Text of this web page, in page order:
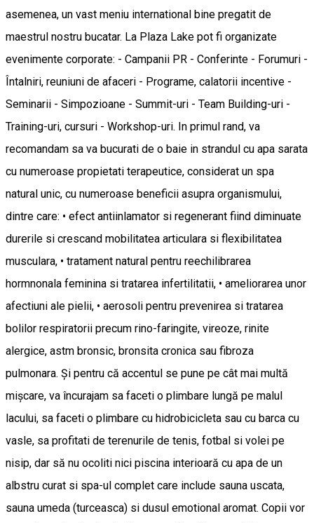
asemenea, un vast meniu international bine pregatit de
maestrul nostru bucatar. La Plaza Lake pot fi organizate
evenimente corporate: - Campanii PR - Conferinte - Forumuri -
Întalniri, reuniuni de afaceri - Programe, calatorii incentive -
Seminarii - Simpozioane - Summit-uri - Team Building-uri -
Training-uri, cursuri - Workshop-uri. In primul rand, va
recomandam sa va bucurati de o baie in strandul cu apa sarata
cu numeroase propietati terapeutice, considerat un spa
natural unic, cu numeroase beneficii asupra organismului,
dintre care: • efect antiinlamator si regenerant fiind diminuate
durerile si crescand mobilitatea articulara si flexibilitatea
musculara, • tratament natural pentru reechilibrarea
hormnonala feminina si tratarea infertilitatii, • ameliorarea unor
afectiuni ale pielii, • aerosoli pentru prevenirea si tratarea
bolilor respiratorii precum rino-faringite, vireoze, rinite
alergice, astm bronsic, bronsita cronica sau fibroza
pulmonara. Și pentru că accentul se pune pe cât mai multă
mișcare, va încurajam sa faceti o plimbare lungă pe malul
lacului, sa faceti o plimbare cu hidrobicicleta sau cu barca cu
vasle, sa profitati de terenurile de tenis, fotbal si volei pe
nisip, dar să nu ocoliti nici piscina interioară cu apa de un
albstru curat si spa-ul complet care include sauna uscata,
sauna umeda (turceasca) si dusul emotional aromat. Copii vor